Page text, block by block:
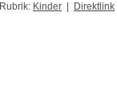
Rubrik: Kinder Direktlink